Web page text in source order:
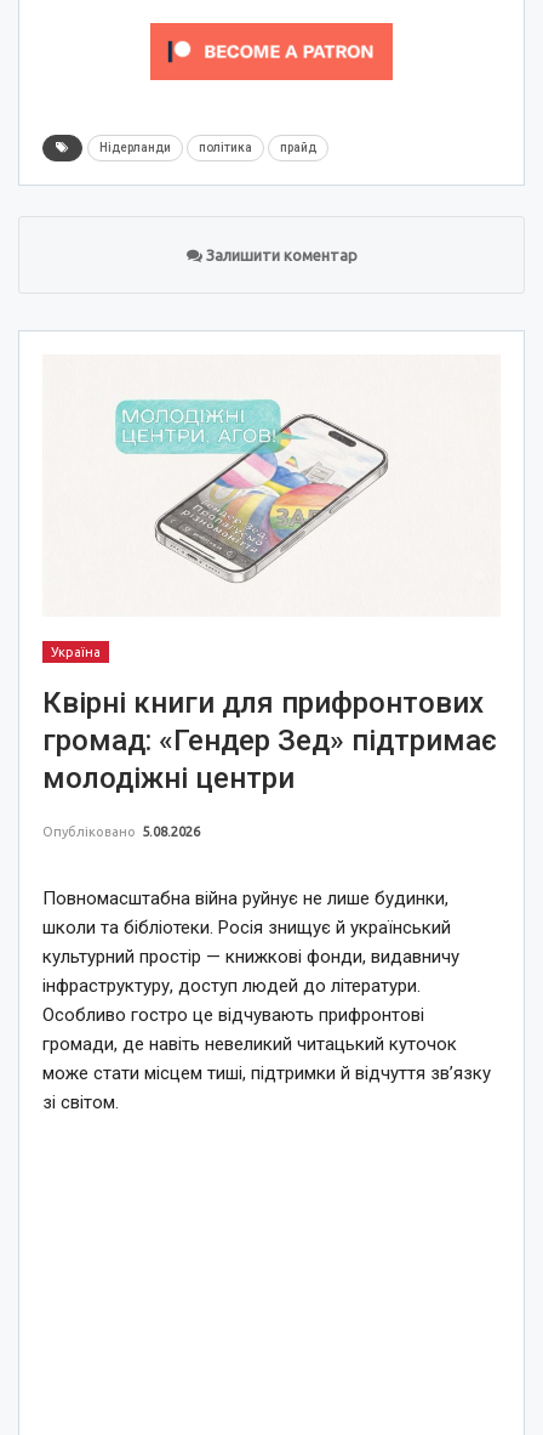
Нідерланди політика прайд
Залишити коментар
Україна
Квірні книги для прифронтових
громад: «Гендер Зед» підтримає
молодіжні центри
Опубліковано 5.08.2026
Повномасштабна війна руйнує не лише будинки,
школи та бібліотеки. Росія знищує й український
культурний простір — книжкові фонди, видавничу
інфраструктуру, доступ людей до літератури.
Особливо гостро це відчувають прифронтові
громади, де навіть невеликий читацький куточок
може стати місцем тиші, підтримки й відчуття зв’язку
зі світом.